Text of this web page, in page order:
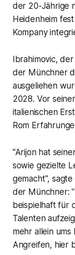
der 20-Jährige
Heidenheim
Kompany
Ibrahimovic,
der Münchner
ausgeliehen
2028. Vor
italienischen
Rom
"Arijon hat
sowie gezielte
gemacht",
der Münchner:
beispielhaft für
Talenten
mehr allein
Angreifen, hier